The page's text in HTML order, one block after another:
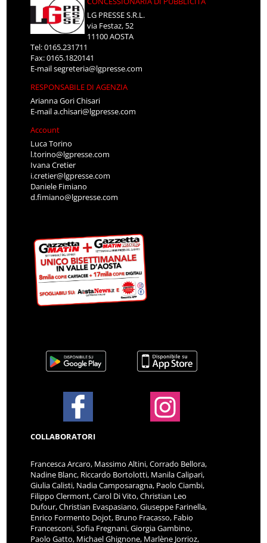
LG PRESSE S.R.L.
via Festaz, 52
11100 AOSTA
Tel: 0165.231711
Fax: 0165.1820141
E-mailsegreteria@lgpresse.com
RESPONSABILE DI AGENZIA
Arianna Gori Chisari
E-maila.chisari@lgpresse.com
Account
Luca Torino
l.torino@lgpresse.com
Ivana Cretier
i.cretier@lgpresse.com
Daniele Fimiano
d.fimiano@lgpresse.com
COLLABORATORI
Francesca Arcaro, Massimo Altini, Corrado Bellora,
Nadine Blanc, Riccardo Bortolotti, Manila Calipari,
Giulia Calisti, Nadia Camposaragna, Paolo Ciambi,
Filippo Clermont, Carol Di Vito, Christian Leo
Dufour, Christian Evaspasiano, Giuseppe Farinella,
Enrico Formento Dojot, Bruno Fracasso, Fabio
Francesconi, Sofia Fregnani, Giorgia Gambino,
Paolo Gatto, Michael Ghignone, Marlène Jorrioz,